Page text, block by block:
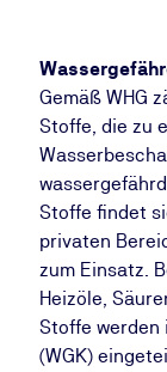
Gemäß WHG
Stoffe, die zu
Stoffe findet
privaten
zum Einsatz.
Heizöle,
Stoffe werden
(WGK)